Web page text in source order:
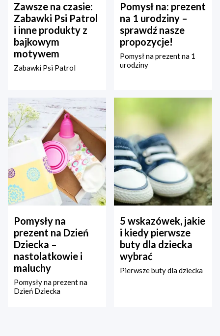
Zawsze na czasie:
Zabawki Psi Patrol
i inne produkty z
bajkowym
motywem
Zabawki Psi Patrol
Pomysł na: prezent
na 1 urodziny –
sprawdź nasze
propozycje!
Pomysł na prezent na 1
urodziny
Pomysły na
prezent na Dzień
Dziecka –
nastolatkowie i
maluchy
Pomysły na prezent na
Dzień Dziecka
5 wskazówek, jakie
i kiedy pierwsze
buty dla dziecka
wybrać
Pierwsze buty dla dziecka